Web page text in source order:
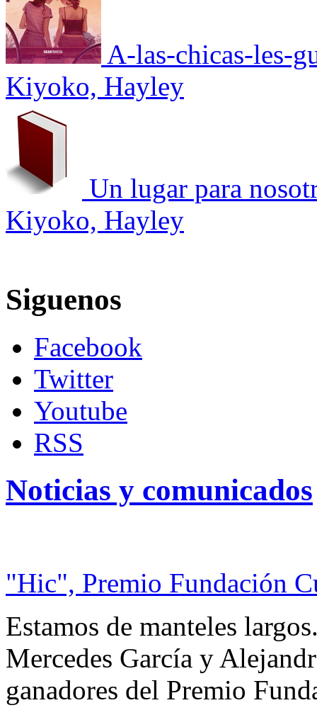
A-las-chicas-les-
Kiyoko, Hayley
Un lugar para
Kiyoko, Hayley
Siguenos
Facebook
Twitter
Youtube
RSS
Noticias y comunicados
"Hic", Premio Fundación
Estamos de manteles
Mercedes García y
ganadores del Premio